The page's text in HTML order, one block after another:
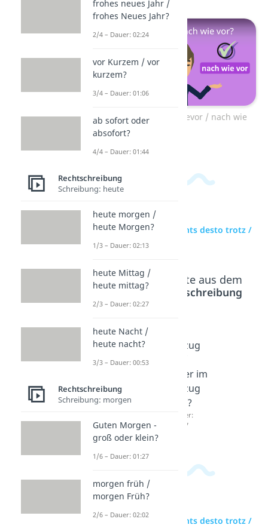
Zum Video: nachwievor / nach wie
zur Videoseite: nichts desto trotz /
nichtsdestotrotz?
Beliebte Inhalte aus dem
Bereich
Rechtschreibung
zugute
rletzt /
zu
Letzt?
Dauer:
infolge
dessen
oder
02:58
Bezug
oder im
Bezug
auf?
Dauer:
01:07
zur Videoseite: nichts desto trotz /
frohes neues Jahr /
frohes Neues Jahr?
2/4 – Dauer: 02:24
vor Kurzem / vor
kurzem?
3/4 – Dauer: 01:06
ab sofort oder
absofort?
4/4 – Dauer: 01:44
Rechtschreibung
Schreibung: heute
heute morgen /
heute Morgen?
1/3 – Dauer: 02:13
heute Mittag /
heute mittag?
2/3 – Dauer: 02:27
heute Nacht /
heute nacht?
3/3 – Dauer: 00:53
Rechtschreibung
Schreibung: morgen
Guten Morgen -
groß oder klein?
1/6 – Dauer: 01:27
morgen früh /
morgen Früh?
2/6 – Dauer: 02:02